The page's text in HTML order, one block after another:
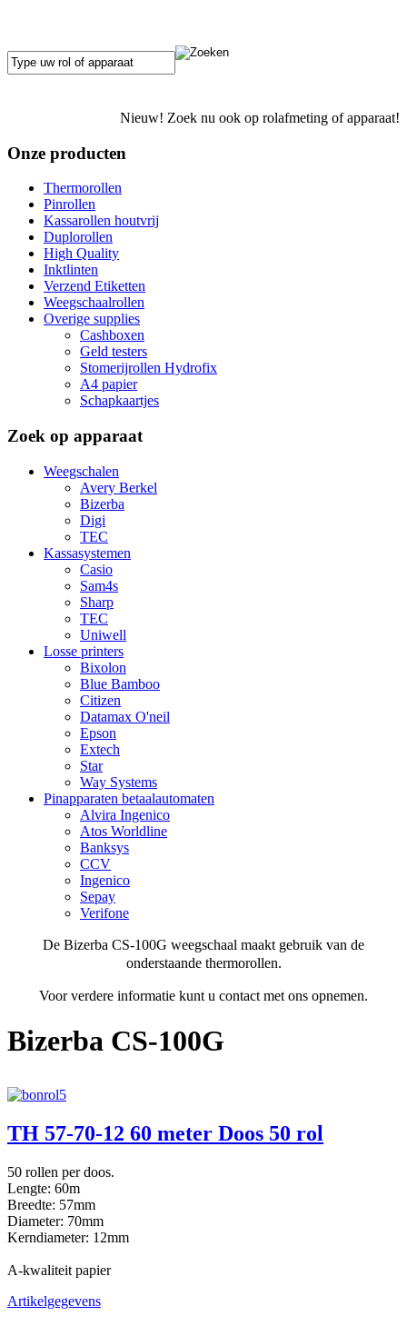
Nieuw! Zoek nu ook op rolafmeting of apparaat!
Onze producten
Thermorollen
Pinrollen
Kassarollen houtvrij
Duplorollen
High Quality
Inktlinten
Verzend Etiketten
Weegschaalrollen
Overige supplies
Cashboxen
Geld testers
Stomerijrollen Hydrofix
A4 papier
Schapkaartjes
Zoek op apparaat
Weegschalen
Avery Berkel
Bizerba
Digi
TEC
Kassasystemen
Casio
Sam4s
Sharp
TEC
Uniwell
Losse printers
Bixolon
Blue Bamboo
Citizen
Datamax O'neil
Epson
Extech
Star
Way Systems
Pinapparaten betaalautomaten
Alvira Ingenico
Atos Worldline
Banksys
CCV
Ingenico
Sepay
Verifone
De Bizerba CS-100G weegschaal maakt gebruik van de
onderstaande thermorollen.
Voor verdere informatie kunt u contact met ons opnemen.
Bizerba CS-100G
TH 57-70-12 60 meter Doos 50 rol
50 rollen per doos.
Lengte: 60m
Breedte: 57mm
Diameter: 70mm
Kerndiameter: 12mm
A-kwaliteit papier
Artikelgegevens